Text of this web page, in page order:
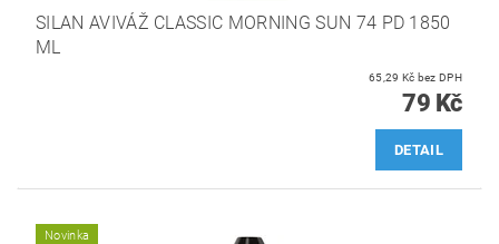
SILAN AVIVÁŽ CLASSIC MORNING SUN 74 PD 1850
ML
65,29 Kč bez DPH
79 Kč
DETAIL
Novinka